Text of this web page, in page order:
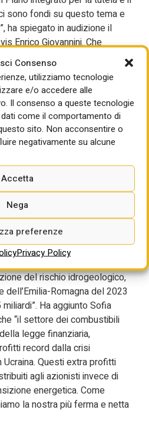
Consenso
utilizziamo tecnologie
e/o accedere alle
Il consenso a queste tecnologie
come il comportamento di
sito. Non acconsentire o
negativamente su alcune
Accetta
Nega
preferenze
Privacy Policy
sono fondi su questo tema e
ha spiegato in audizione il
Enrico Giovannini. Che
sul tema Sad:
per l’ambiente”. Ma
a confronto con quando
Anzitutto: un Pniec più
il rispetto del 100%
l’adeguamento del Piano
Piano integrato tutela e
poi, un piano strutturale di
della Snsvs entro i primi
del Piano di accelerazione
rimarcato la mano sul fatto
della nuova legge di bilancio,
Viene menzionato il clima in un
del rischio idrogeologico,
dell’Emilia-Romagna del 2023
Ha aggiunto Sofia
“il settore dei combustibili
legge finanziaria,
record dalla crisi
Questi extra profitti
agli azionisti invece di
energetica. Come
la nostra più ferma e netta